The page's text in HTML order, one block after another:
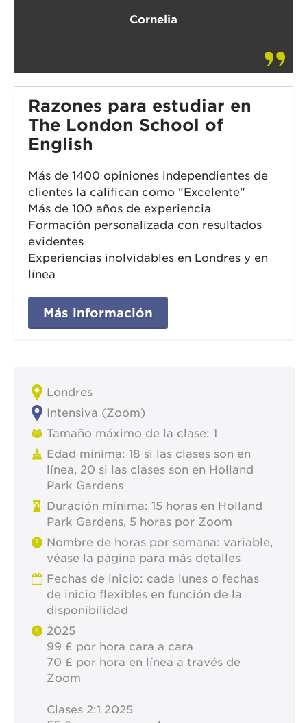
Cornelia
Razones para estudiar en
The London School of
English
Más de 1400 opiniones independientes de
clientes la califican como "Excelente"
Más de 100 años de experiencia
Formación personalizada con resultados
evidentes
Experiencias inolvidables en Londres y en
línea
Más información
Londres
Intensiva (Zoom)
Tamaño máximo de la clase: 1
Edad mínima: 18 si las clases son en
línea, 20 si las clases son en Holland
Park Gardens
Duración mínima: 15 horas en Holland
Park Gardens, 5 horas por Zoom
Nombre de horas por semana: variable,
véase la página para más detalles
Fechas de inicio: cada lunes o fechas
de inicio flexibles en función de la
disponibilidad
2025
99 £ por hora cara a cara
70 £ por hora en línea a través de
Zoom
Clases 2:1 2025